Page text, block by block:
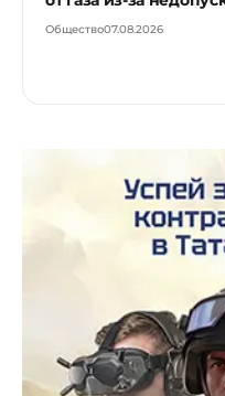
Общество07.08.2026